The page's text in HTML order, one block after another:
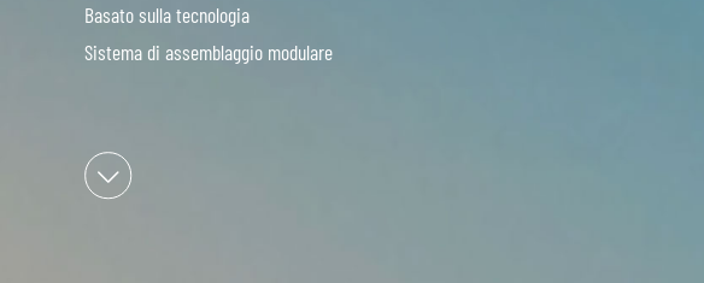
Basato sulla tecnologia
Sistema di assemblaggio modulare
